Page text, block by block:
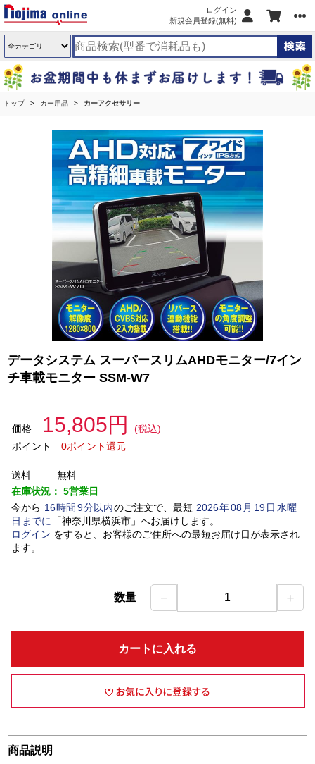
ログイン
新規会員登録(無料)
トップ カー用品 カーアクセサリー
データシステム スーパースリムAHDモニター/7イン
チ車載モニター SSM-W7
価格 15,805円
(税込)
ポイント
0ポイント還元
送料
無料
在庫状況： 5営業日
今から 16時間 9分以内のご注文で、最短 2026年08 月 19日水曜
日 までに 「神奈川県横浜市」 へお届けします。
ログイン をすると、お客様のご住所への最短お届け日が表示され
ます。
数量 － 1 ＋
カートに入れる
商品説明